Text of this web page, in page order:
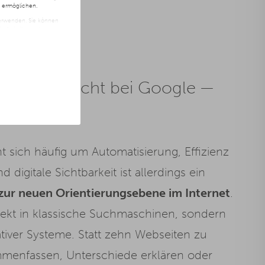
ermöglichen.
Sie können
klicken.
passiert nicht bei Google —
häufig um Automatisierung, Effizienz
digitale Sichtbarkeit ist allerdings ein
neuen Orientierungsebene im Internet
in klassische Suchmaschinen, sondern
Systeme. Statt zehn Webseiten zu
Unterschiede erklären oder